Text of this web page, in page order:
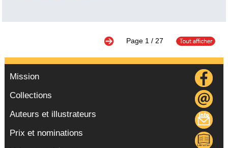
Page 1 / 27
Mission
Collections
Auteurs et illustrateurs
Prix et nominations